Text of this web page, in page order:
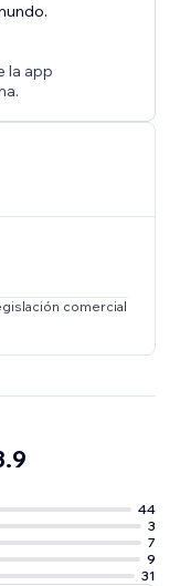
la app
comercial
44
3
7
9
31